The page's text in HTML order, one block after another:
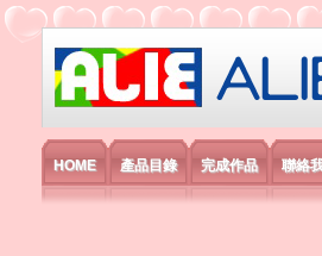
艾利國際電子
HOME 產品目錄 完成作品 聯絡